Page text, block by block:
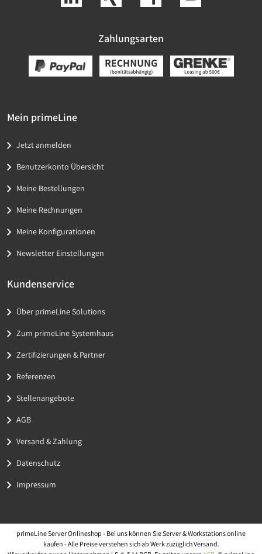
Zahlungsarten
Mein primeLine
Jetzt anmelden
Benutzerkonto Übersicht
Meine Bestellungen
Meine Rechnungen
Meine Konfigurationen
Newsletter Einstellungen
Kundenservice
Über primeLine Solutions
Zum primeLine Systemhaus
Zertifizierungen & Partner
Referenzen
Stellenangebote
AGB
Versand & Zahlung
Datenschutz
Impressum
primeLine Server Onlineshop - Bei uns können Sie Server & Workstations online
kaufen - Alle Preise verstehen sich ab Werk zuzüglich Versand.